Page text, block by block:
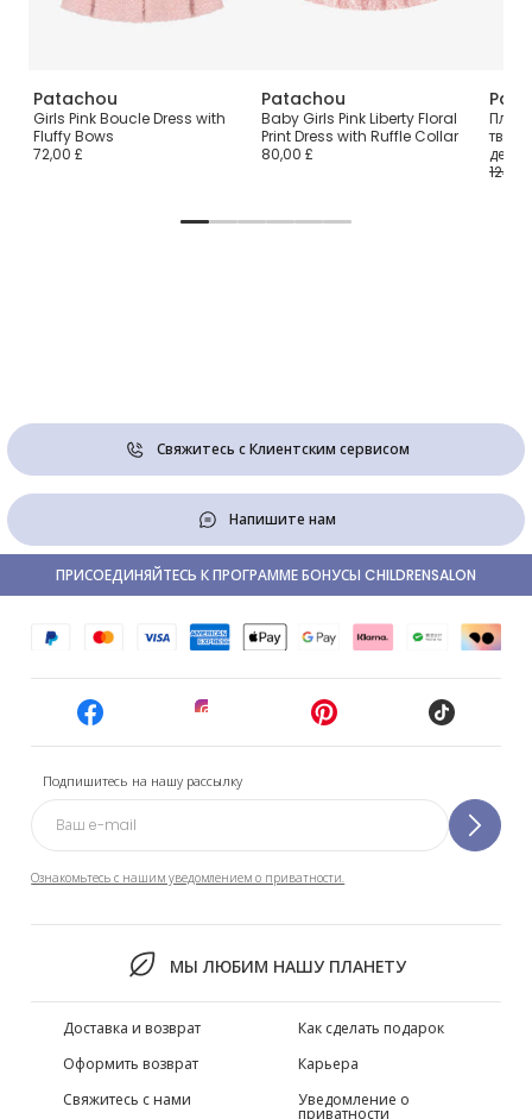
Patachou
Girls Pink Boucle Dress with
Fluffy Bows
72,00 £
Patachou
Baby Girls Pink Liberty Floral
Print Dress with Ruffle Collar
80,00 £
Свяжитесь с Клиентским сервисом
Напишите нам
Подпишитесь на нашу рассылку
Ознакомьтесь с нашим уведомлением о приватности.
МЫ ЛЮБИМ НАШУ ПЛАНЕТУ
ПРИСОЕДИНЯЙТЕСЬ К ПРОГРАММЕ БОНУСЫ CHILDRENSALON
Доставка и возврат
Оформить возврат
Свяжитесь с нами
Как сделать подарок
Карьера
Уведомление о
приватности